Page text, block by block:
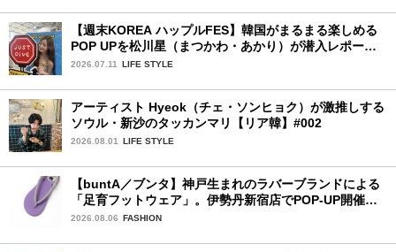
【週末KOREA ハップルFES】韓国がまるまる楽しめる
POP UPを松川星（まつかわ・あかり）が潜入レポート
♡
2026.07.11 LIFE STYLE
アーティスト Hyeok（チェ・ソンヒョク）が激推しする
ソウル・新沙のタッカンマリ【リア韓】#002
2026.08.01 LIFE STYLE
【buntA／ブンタ】神戸生まれのラバーブランドによる
「足育フットウェア」。伊勢丹新宿店でPOP-UP開催
中！
2026.08.06 FASHION